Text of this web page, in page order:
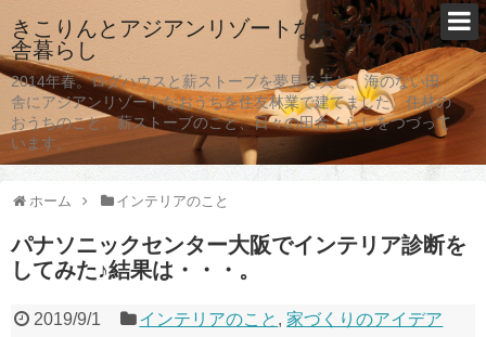
きこりんとアジアンリゾートなおうちで田
舎暮らし
2014年春。ログハウスと薪ストーブを夢見る夫と、海のない田
舎にアジアンリゾートなおうちを住友林業で建てました。住林の
おうちのこと、薪ストーブのこと、日々の田舎くらしをつづって
います。
ホーム インテリアのこと
パナソニックセンター大阪でインテリア診断を
してみた♪結果は・・・。
2019/9/1 インテリアのこと ,家づくりのアイデア